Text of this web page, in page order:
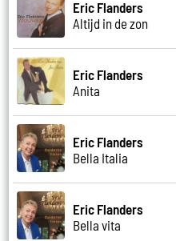
Eric Flanders
Altijd in de zon
Eric Flanders
Anita
Eric Flanders
Bella Italia
Eric Flanders
Bella vita